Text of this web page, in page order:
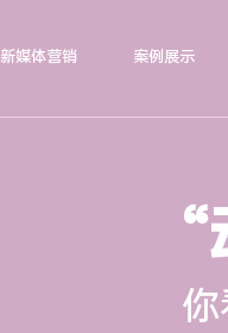
新媒体营销 案例展示